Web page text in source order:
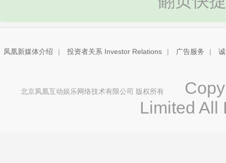
凤凰新媒体介绍 | 投资者关系 Investor Relations | 广告服务 |
北京凤凰互动娱乐网络技术有限公司 版权所有
Limited All